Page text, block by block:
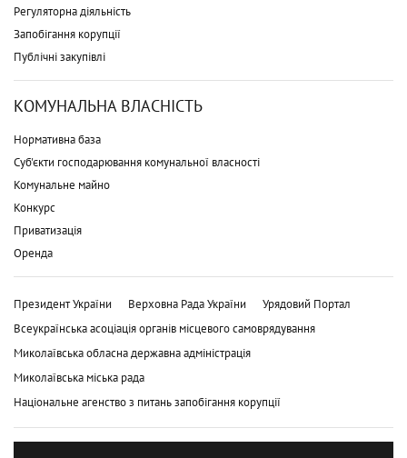
Регуляторна діяльність
Запобігання корупції
Публічні закупівлі
КОМУНАЛЬНА ВЛАСНІСТЬ
Нормативна база
Суб'єкти господарювання комунальної власності
Комунальне майно
Конкурс
Приватизація
Оренда
Президент України Верховна Рада України
Урядовий Портал
Всеукраїнська асоціація органів місцевого самоврядування
Миколаївська обласна державна адміністрація
Миколаївська міська рада
Національне агенство з питань запобігання корупції